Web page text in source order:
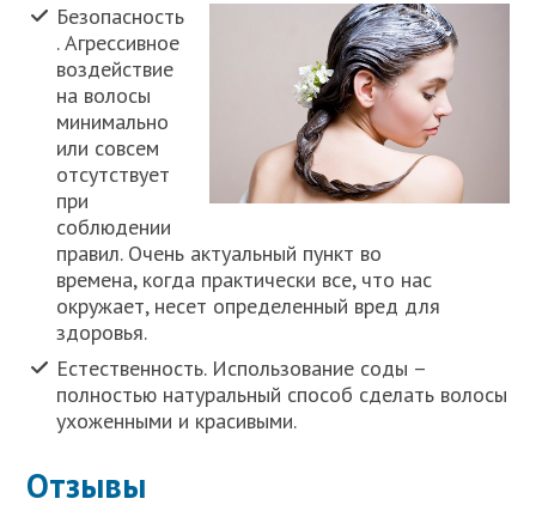
Безопасность
. Агрессивное
воздействие
на волосы
минимально
или совсем
отсутствует
при
соблюдении
правил. Очень актуальный пункт во
времена, когда практически все, что нас
окружает, несет определенный вред для
здоровья.
Естественность. Использование соды –
полностью натуральный способ сделать волосы
ухоженными и красивыми.
Отзывы